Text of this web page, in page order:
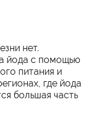
нет.
йода с помощью
питания и
где йода
большая часть